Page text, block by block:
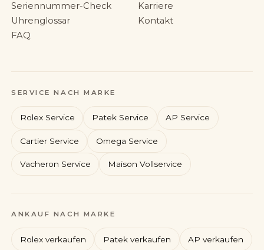
Rolex Patek Philippe
Audemars Piguet Cartier
Seriennummer-Check
Uhrenglossar
FAQ
Karriere
Kontakt
SERVICE NACH MARKE
Rolex Service Patek Service AP Service
Cartier Service Omega Service
Vacheron Service Maison Vollservice
ANKAUF NACH MARKE
Rolex verkaufen Patek verkaufen AP verkaufen